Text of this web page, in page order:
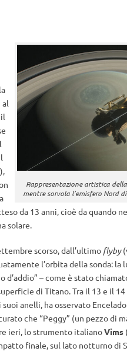
Rappresentazione artistica
mentre sorvola l’emisfero Nord
al
da 13 anni, cioè da quando
solare.
scorso, dall’ultimo flyby
l’orbita della sonda: la
– come è stato
di Titano. Tra il 13 e il
anelli, ha osservato
che “Peggy” (un pezzo di
ieri, lo strumento italianoVims
finale, sul lato notturno di